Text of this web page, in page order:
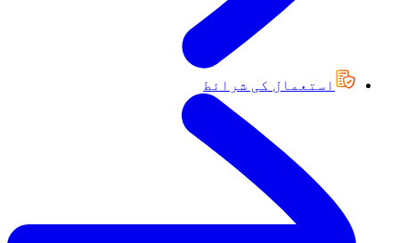
استعمال کی شرائط